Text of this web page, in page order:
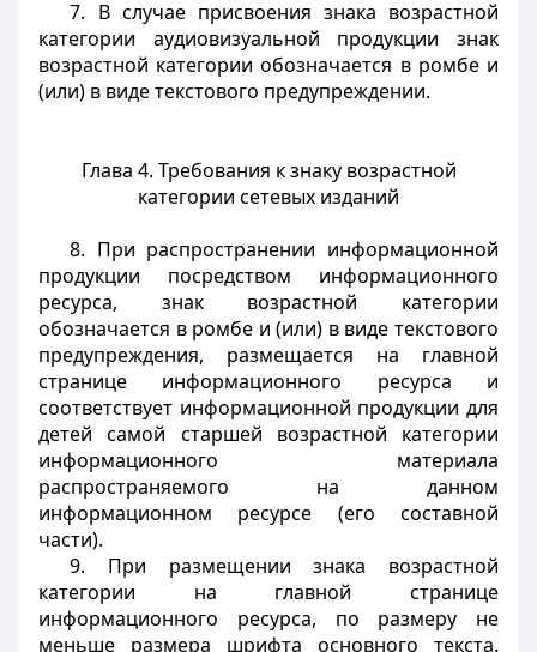
7. В случае присвоения знака возрастной
категории аудиовизуальной продукции знак
возрастной категории обозначается в ромбе и
(или) в виде текстового предупреждении.
Глава 4. Требования к знаку возрастной
категории сетевых изданий
8. При распространении информационной
продукции посредством информационного
ресурса, знак возрастной категории
обозначается в ромбе и (или) в виде текстового
предупреждения, размещается на главной
странице информационного ресурса и
соответствует информационной продукции для
детей самой старшей возрастной категории
информационного материала
распространяемого на данном
информационном ресурсе (его составной
части).
9. При размещении знака возрастной
категории на главной странице
информационного ресурса, по размеру не
меньше размера шрифта основного текста.